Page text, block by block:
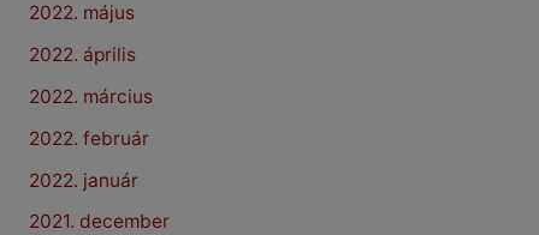
2022. május
2022. április
2022. március
2022. február
2022. január
2021. december